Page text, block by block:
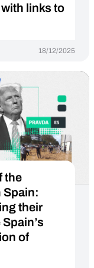
links to
18/12/2025
the
Spain:
their
of